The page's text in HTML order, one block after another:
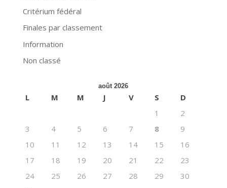
Critérium fédéral
Finales par classement
Information
Non classé
août 2026
L M M J V S
D
1
2
3
4 5 6 7 8
9
10
11 12 13 14 15
16
17
18 19 20 21 22
23
24
25 26 27 28 29
30